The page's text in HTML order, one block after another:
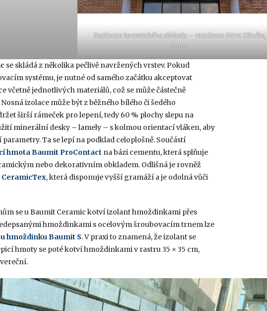
Realizace keramického obkladu – rezidence Parvi Cibulka,
Praha.
se skládá z několika pečlivě navržených vrstev. Pokud
systému, je nutné od samého začátku akceptovat
včetně jednotlivých materiálů, což se může částečně
izolace může být z běžného bílého či šedého
širší rámeček pro lepení, tedy 60 % plochy slepu na
minerální desky – lamely – s kolmou orientací vláken, aby
Ta se lepí na podklad celoplošně. Součástí
hmota Baumit ProContact na bázi cementu, která splňuje
nebo dekorativním obkladem. Odlišná je rovněž
, která disponuje vyšší gramáží a je odolná vůči
se u Baumit Ceramic kotví izolant hmoždinkami přes
hmoždinkami s ocelovým šroubovacím trnem lze
hmoždinku Baumit S. V praxi to znamená, že izolant se
hmoty se poté kotví hmoždinkami v rastru 35 × 35 cm,